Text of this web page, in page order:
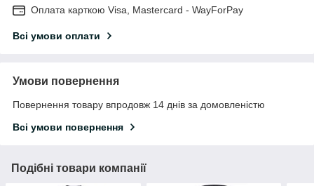
Оплата карткою Visa, Mastercard - WayForPay
Всі умови оплати
Умови повернення
Повернення товару впродовж 14 днів за домовленістю
Всі умови повернення
Подібні товари компанії